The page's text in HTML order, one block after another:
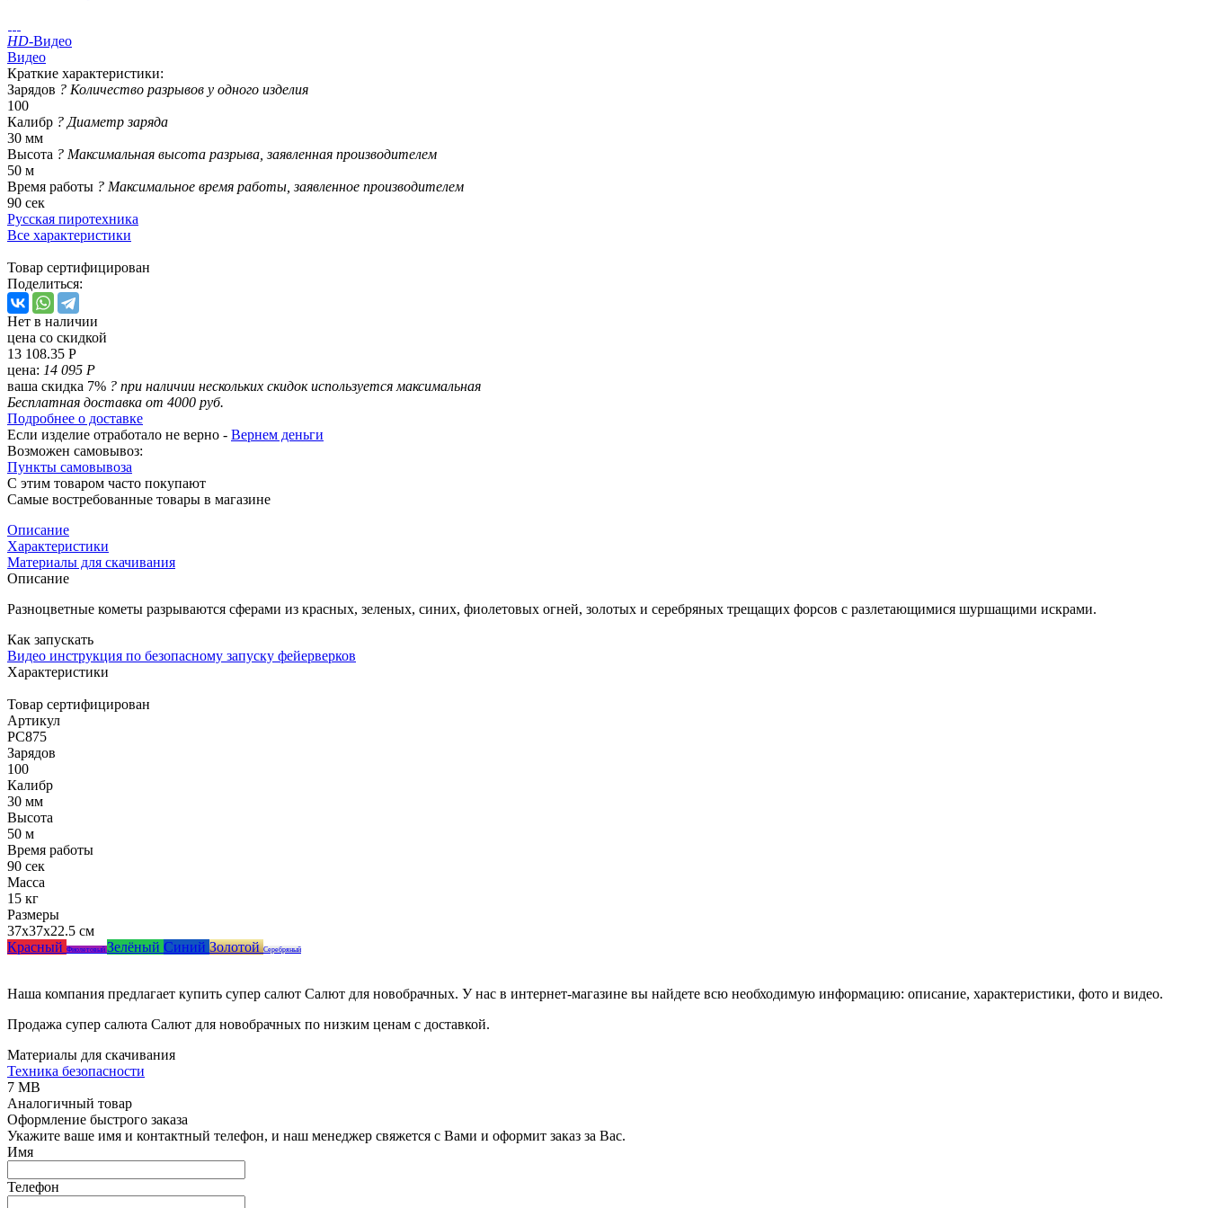
HD-Видео
Видео
Краткие характеристики:
Зарядов ? Количество разрывов у одного изделия
100
Калибр ? Диаметр заряда
30 мм
Высота ? Максимальная высота разрыва, заявленная производителем
50 м
Время работы ? Максимальное время работы, заявленное производителем
90 сек
Русская пиротехника
Все характеристики
Товар сертифицирован
Поделиться:
Нет в наличии
цена со скидкой
13 108.35 Р
цена: 14 095 Р
ваша скидка 7% ? при наличии нескольких скидок используется максимальная
Бесплатная доставка от 4000 руб.
Подробнее о доставке
Если изделие отработало не верно - Вернем деньги
Возможен самовывоз:
Пункты самовывоза
С этим товаром часто покупают
Самые востребованные товары в магазине
Описание
Характеристики
Материалы для скачивания
Описание
Разноцветные кометы разрываются сферами из красных, зеленых, синих, фиолетовых огней, золотых и серебряных трещащих форсов с разлетающимися шуршащими искрами.
Как запускать
Видео инструкция по безопасному запуску фейерверков
Характеристики
Товар сертифицирован
Артикул
РС875
Зарядов
100
Калибр
30 мм
Высота
50 м
Время работы
90 сек
Масса
15 кг
Размеры
37x37x22.5 см
Красный Фиолетовый Зелёный Синий ЗолотойСеребряный
Наша компания предлагает купить супер салют Салют для новобрачных. У нас в интернет-магазине вы найдете всю необходимую информацию: описание, характеристики, фото и видео.
Продажа супер салюта Салют для новобрачных по низким ценам с доставкой.
Материалы для скачивания
Техника безопасности
7 MB
Аналогичный товар
Оформление быстрого заказа
Укажите ваше имя и контактный телефон, и наш менеджер свяжется с Вами и оформит заказ за Вас.
Имя
Телефон